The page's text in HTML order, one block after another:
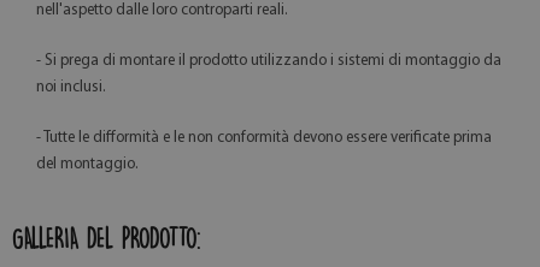
nell'aspetto dalle loro controparti reali.
- Si prega di montare il prodotto utilizzando i sistemi di montaggio da
noi inclusi.
- Tutte le difformità e le non conformità devono essere verificate prima
del montaggio.
GALLERIA DEL PRODOTTO: